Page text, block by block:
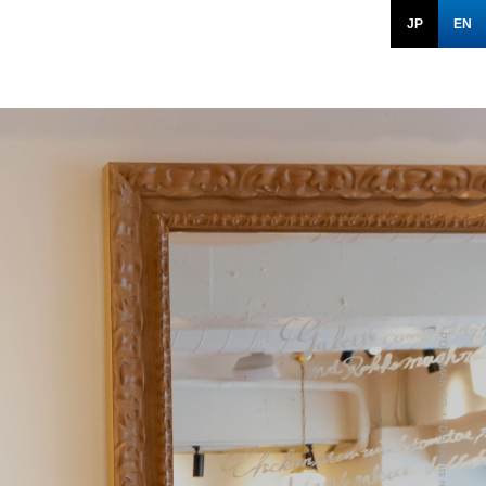
JP EN
POTOMAK CO.,LTD All rights reserved.